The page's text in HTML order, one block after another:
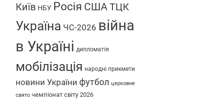
Київ НБУ Росія США ТЦК
Україна ЧС-2026 війна
в Україні дипломатія
мобілізація народні прикмети
новини України футбол церковне
свято чемпіонат світу 2026